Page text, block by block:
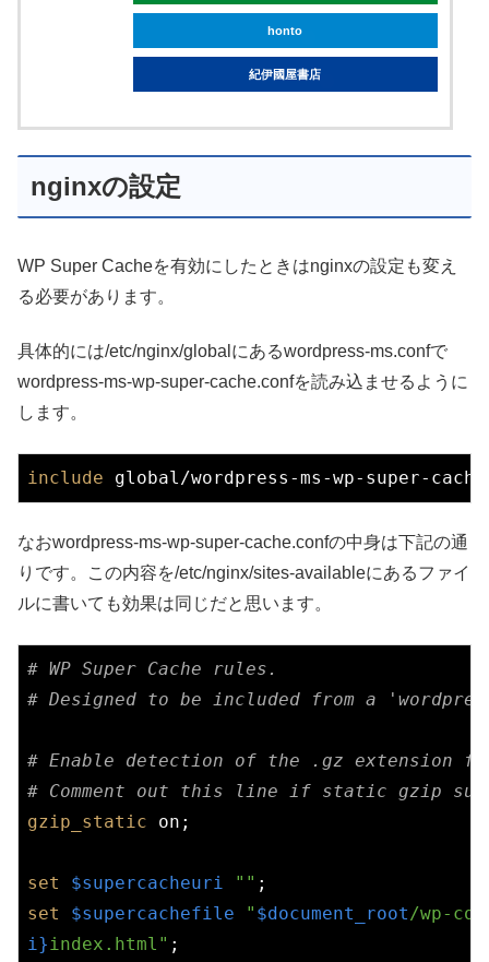
honto
紀伊國屋書店
nginxの設定
WP Super Cacheを有効にしたときはnginxの設定も変え
る必要があります。
具体的には/etc/nginx/globalにあるwordpress-ms.confで
wordpress-ms-wp-super-cache.confを読み込ませるように
します。
include
なおwordpress-ms-wp-super-cache.confの中身は下記の通
りです。この内容を/etc/nginx/sites-availableにあるファイ
ルに書いても効果は同じだと思います。
# WP Super Cache rules.
# Designed to be included from a
# Enable detection of the .gz extension
# Comment out this line if static gzip
gzip_static
on ;
set $supercacheuri ""
set
$supercachefile " $document_root /wp-
i} index.html"